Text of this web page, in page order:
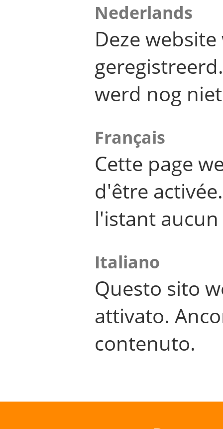
Nederlands
Deze
werd nog
Français
Cette page
d'être
l'istant
Italiano
Questo sito
attivato.
contenuto.